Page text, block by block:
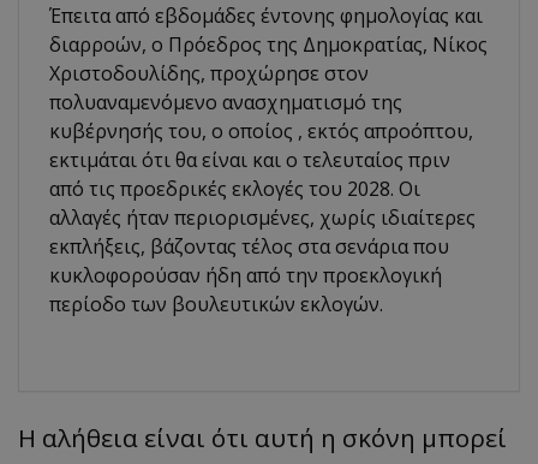
Έπειτα από εβδομάδες έντονης φημολογίας και
διαρροών, ο Πρόεδρος της Δημοκρατίας, Νίκος
Χριστοδουλίδης, προχώρησε στον
πολυαναμενόμενο ανασχηματισμό της
κυβέρνησής του, ο οποίος , εκτός απροόπτου,
εκτιμάται ότι θα είναι και ο τελευταίος πριν
από τις προεδρικές εκλογές του 2028. Οι
αλλαγές ήταν περιορισμένες, χωρίς ιδιαίτερες
εκπλήξεις, βάζοντας τέλος στα σενάρια που
κυκλοφορούσαν ήδη από την προεκλογική
περίοδο των βουλευτικών εκλογών.
Η αλήθεια είναι ότι αυτή η σκόνη μπορεί